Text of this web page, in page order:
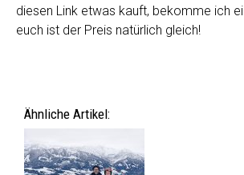
diesen Link etwas kauft, bekomme ich
euch ist der Preis natürlich gleich!
Ähnliche Artikel: